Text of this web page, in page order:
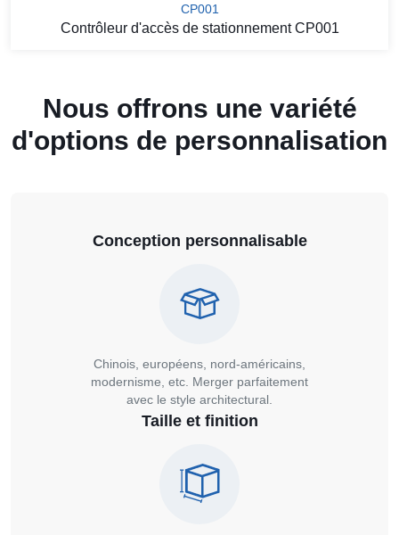
CP001
Contrôleur d'accès de stationnement CP001
Nous offrons une variété
d'options de personnalisation
Conception personnalisable
Chinois, européens, nord-américains,
modernisme, etc. Merger parfaitement
avec le style architectural.
Taille et finition